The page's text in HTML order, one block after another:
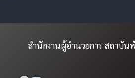
สำนักงานผู้อำนวยการ สถาบัน